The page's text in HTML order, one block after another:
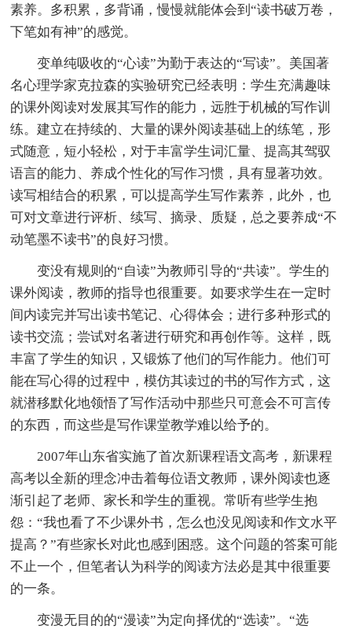
素养。多积累，多背诵，慢慢就能体会到“读书破万卷，
下笔如有神”的感觉。
变单纯吸收的“心读”为勤于表达的“写读”。美国著
名心理学家克拉森的实验研究已经表明：学生充满趣味
的课外阅读对发展其写作的能力，远胜于机械的写作训
练。建立在持续的、大量的课外阅读基础上的练笔，形
式随意，短小轻松，对于丰富学生词汇量、提高其驾驭
语言的能力、养成个性化的写作习惯，具有显著功效。
读写相结合的积累，可以提高学生写作素养，此外，也
可对文章进行评析、续写、摘录、质疑，总之要养成“不
动笔墨不读书”的良好习惯。
变没有规则的“自读”为教师引导的“共读”。学生的
课外阅读，教师的指导也很重要。如要求学生在一定时
间内读完并写出读书笔记、心得体会；进行多种形式的
读书交流；尝试对名著进行研究和再创作等。这样，既
丰富了学生的知识，又锻炼了他们的写作能力。他们可
能在写心得的过程中，模仿其读过的书的写作方式，这
就潜移默化地领悟了写作活动中那些只可意会不可言传
的东西，而这些是写作课堂教学难以给予的。
2007年山东省实施了首次新课程语文高考，新课程
高考以全新的理念冲击着每位语文教师，课外阅读也逐
渐引起了老师、家长和学生的重视。常听有些学生抱
怨：“我也看了不少课外书，怎么也没见阅读和作文水平
提高？”有些家长对此也感到困惑。这个问题的答案可能
不止一个，但笔者认为科学的阅读方法必是其中很重要
的一条。
变漫无目的的“漫读”为定向择优的“选读”。“选